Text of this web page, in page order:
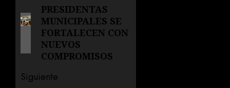
de
entradas
Entrada
anterior:
PRESIDENTAS
MUNICIPALES SE
FORTALECEN CON
NUEVOS
COMPROMISOS
Siguiente